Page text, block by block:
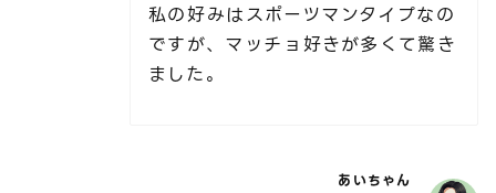
私の好みはスポーツマンタイプなの
ですが、マッチョ好きが多くて驚き
ました。
あいちゃん